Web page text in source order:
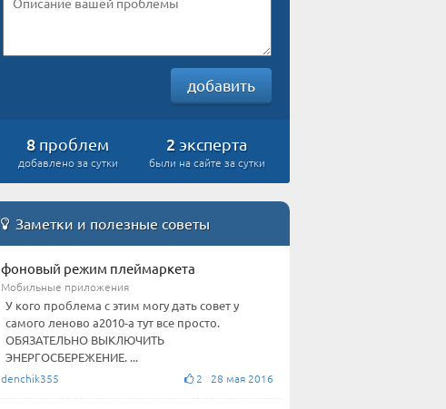
добавить
8 проблем
добавлено за сутки
2 эксперта
были на сайте за сутки
Заметки и полезные советы
фоновый режим плеймаркета
Мобильные приложения
У кого проблема с этим могу дать совет у
самого леново а2010-а тут все просто.
ОБЯЗАТЕЛЬНО ВЫКЛЮЧИТЬ
ЭНЕРГОСБЕРЕЖЕНИЕ. ...
denchik355 2 28 мая 2016